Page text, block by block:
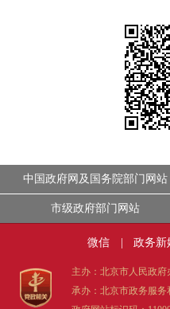
中国政府网及国务院部门网站
市级政府部门网站
微信 政务新
主办：北京市人民政府
承办：北京市政务服务